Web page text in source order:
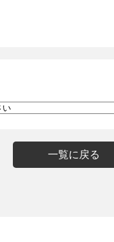
一覧に戻る